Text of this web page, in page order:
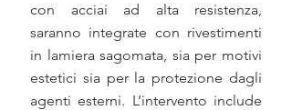
con acciai ad alta resistenza,
saranno integrate con rivestimenti
in lamiera sagomata, sia per motivi
estetici sia per la protezione dagli
agenti esterni. L’intervento include